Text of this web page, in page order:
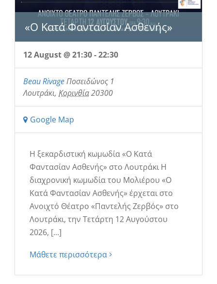
«Ο Κατά Φαντασίαν Ασθενής»
12 August @ 21:30-22:30
Beau RivageΠοσειδώνος 1
Λουτράκι, Κορινθία20300
Google Map
Η ξεκαρδιστική κωμωδία «Ο Κατά
Φαντασίαν Ασθενής» στο Λουτράκι Η
διαχρονική κωμωδία του Μολιέρου «Ο
Κατά Φαντασίαν Ασθενής» έρχεται στο
Ανοιχτό Θέατρο «Παντελής Ζερβός» στο
Λουτράκι, την Τετάρτη 12 Αυγούστου
2026, [...]
Μάθετε περισσότερα